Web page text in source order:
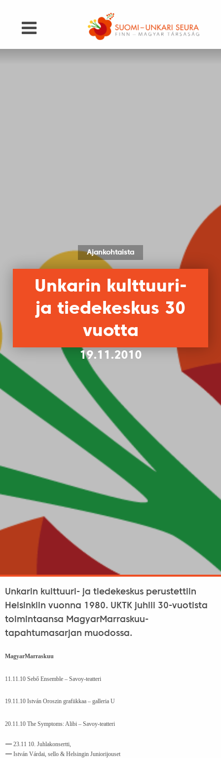
Ajankohtaista
Unkarin kulttuuri-
ja tiedekeskus 30
vuotta
19.11.2010
Unkarin kulttuuri- ja tiedekeskus perustettiin
Helsinkiin vuonna 1980. UKTK juhlii 30-vuotista
toimintaansa MagyarMarraskuu-
tapahtumasarjan muodossa.
MagyarMarraskuu
11.11.10 Sebő Ensemble – Savoy-teatteri
19.11.10 István Oroszin grafiikkaa – galleria U
20.11.10 The Symptoms: Alibi – Savoy-teatteri
23.11 10. Juhlakonsertti,
István Várdai, sello & Helsingin Juniorijouset